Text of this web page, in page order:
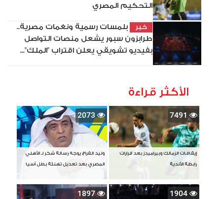
التحكيم المصري
خبر
بلمسات رسمية ونغمات مصرية..
طرابزون سبور يشعل منصات التواصل
بفيديو تشويقي يعلن اقتراب "الملك"...
الأكثر قراءة
7491
إيقافات الزمالك وبيراميدز بعد قرارات
رابطة الأندية
2073
وليد الفراج يوجه رسالة شكر لـ الأهلي
المصري بعد تعديل تهنئة بطل آسيا
1904
1897